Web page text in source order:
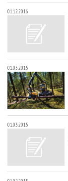
01.12.2016
01.05.2015
01.03.2015